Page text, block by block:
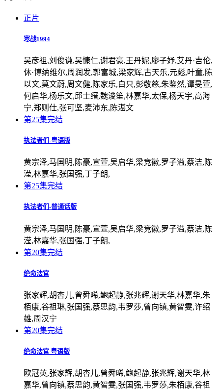
正片
寒战1994
吴彦祖,刘俊谦,吴慷仁,谢君豪,王丹妮,廖子妤,艾丹·吉伦,
休·博纳维尔,周润发,郭富城,梁家辉,古天乐,元彪,叶童,陈
以文,莫文蔚,周文健,陈家乐,白只,彭敬慈,朱鉴然,谭旻萱,
何启华,杨乐文,邱士缙,魏浚笙,林嘉华,太保,杨天宇,高海
宁,郑则仕,张可坚,麦沛东,陈湛文
第25集完结
执法者们-粤语版
黄宗泽,马国明,陈豪,宣萱,吴启华,梁竞徽,罗子溢,蔡洁,陈
滢,林嘉华,张国强,丁子朗,
第25集完结
执法者们-普通话版
黄宗泽,马国明,陈豪,宣萱,吴启华,梁竞徽,罗子溢,蔡洁,陈
滢,林嘉华,张国强,丁子朗,
第20集完结
绝命法官
张家辉,胡杏儿,曾舜晞,鲍起静,张兆辉,谢天华,林嘉华,朱
栢康,谷祖琳,张国强,蔡思韵,韦罗莎,曾向镇,黄智雯,许绍
雄,周汉宁
第20集完结
绝命法官 粤语版
欧冠英,张家辉,胡杏儿,曾舜晞,鲍起静,张兆辉,谢天华,林
嘉华,曾向镇,蔡思韵,黄智雯,张国强,韦罗莎,朱栢康,谷祖